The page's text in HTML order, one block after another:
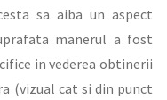
sa aiba un aspect
manerul a fost
in vederea obtinerii
(vizual cat si din punct